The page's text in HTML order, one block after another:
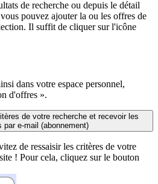
de recherche ou depuis le détail
pouvez ajouter la ou les offres de
Il suffit de cliquer sur l'icône
dans votre espace personnel,
d'offres ».
de votre recherche et recevoir les
par e-mail (abonnement)
de ressaisir les critères de votre
! Pour cela, cliquez sur le bouton